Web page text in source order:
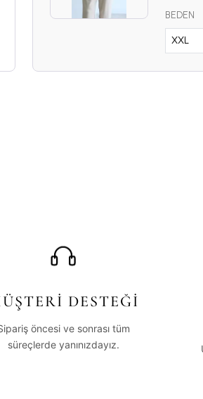
BEDEN
DESTEĞİ
öncesi ve sonrası tüm
süreçlerde yanınızdayız.